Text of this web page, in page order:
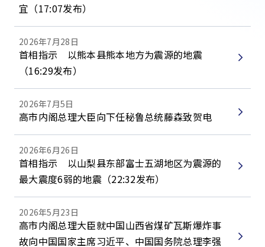
宜（17:07发布）
2026年7月28日
首相指示 以熊本县熊本地方为震源的地震
（16:29发布）
2026年7月5日
高市内阁总理大臣向下任秘鲁总统藤森致贺电
2026年6月26日
首相指示 以山梨县东部富士五湖地区为震源的
最大震度6弱的地震（22:32发布）
2026年5月23日
高市内阁总理大臣就中国山西省煤矿瓦斯爆炸事
故向中国国家主席习近平、中国国务院总理李强